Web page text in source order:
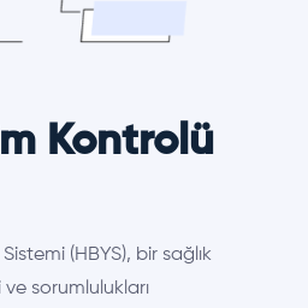
Kontrolü
(HBYS), bir sağlık
sorumlulukları